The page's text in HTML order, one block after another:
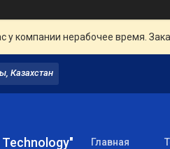
у компании нерабочее время.
Казахстан
Главная